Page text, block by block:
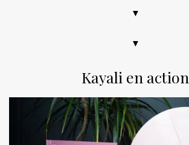
▼
▼
Kayali en action